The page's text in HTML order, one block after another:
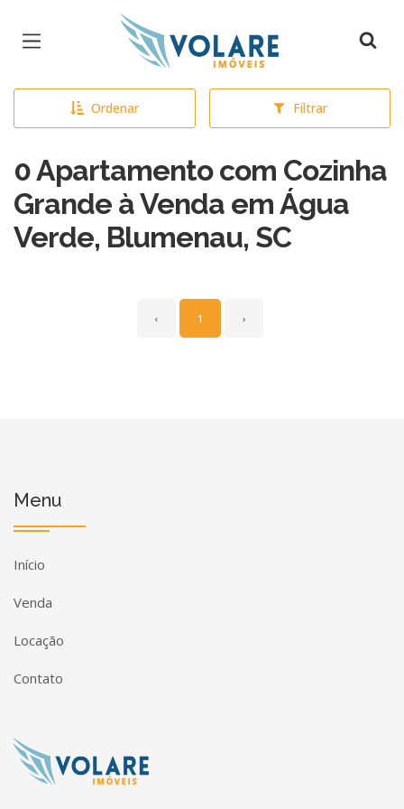
Página inicial
Ordenar Filtrar
0 Apartamento com Cozinha
Grande à Venda em Água
Verde, Blumenau, SC
‹ 1 ›
Menu
Início
Venda
Locação
Contato
Página inicial